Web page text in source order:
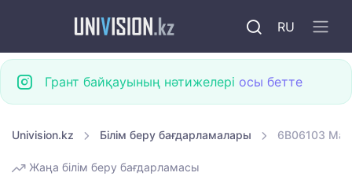
RU
Грант байқауының нәтижелері осы бетте
Univision.kz Білім беру бағдарламалары 6B06103
Жаңа білім беру бағдарламасы